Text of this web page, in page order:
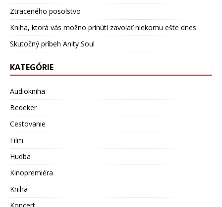
Ztraceného posolstvo
Kniha, ktorá vás možno prinúti zavolať niekomu ešte dnes
Skutočný príbeh Anity Soul
KATEGÓRIE
Audiokniha
Bedeker
Cestovanie
Film
Hudba
Kinopremiéra
Kniha
Koncert